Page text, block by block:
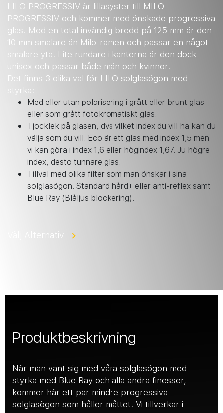
LILO PROGRESSIV är lillasyster till MILO
PROGRESSIV och kommer med önskade progressiva
glas. Med en total invändig bredd på 125 mm är den
10 mm smalare än Milo-ramen och passar en något
smalare yta. Lite rundare i kanterna är den dock
unisex och passar både män och kvinnor.
Det finns 3 olika val för LILO solglasögon med
styrka:
Med eller utan polarisering i grått eller brunt glas
eller som grått fotokromatiskt glas.
Tjocklek på glasen, dvs vilket index du vill ha kan du
välja som du vill. Eco är ett glas med index 1,5 men
vi kan göra i index 1,6 eller högindex 1,67. Ju högre
index, desto tunnare glas.
Tillval med olika filter som man önskar i sina
solglasögon. Standard hård+ eller anti-reflex samt
Blue Ray (Blåljus blockering).
Välj Alternativ
Produktbeskrivning
När man vant sig med våra solglasögon med
styrka med Blue Ray och alla andra finesser,
kommer här ett par mindre progressiva
solglasögon som håller måttet. Vi tillverkar i